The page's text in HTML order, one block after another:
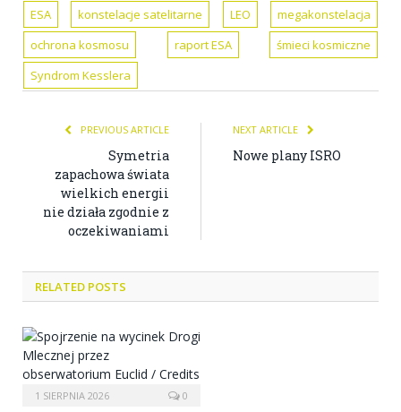
ESA konstelacje satelitarne LEO
megakonstelacja
ochrona kosmosu
raport ESA
śmieci kosmiczne
Syndrom Kesslera
PREVIOUS ARTICLE
Symetria
zapachowa świata
wielkich energii
nie działa zgodnie z
oczekiwaniami
NEXT ARTICLE
Nowe plany ISRO
RELATED POSTS
1 SIERPNIA 2026 0